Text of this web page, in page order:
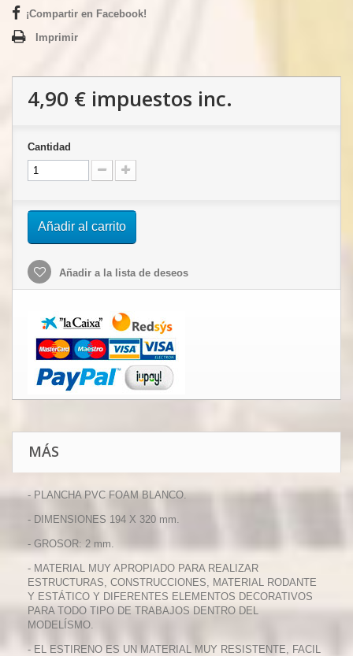
¡Compartir en Facebook!
Imprimir
4,90 € impuestos inc.
Cantidad
Añadir al carrito
Añadir a la lista de deseos
MÁS
- PLANCHA PVC FOAM BLANCO.
- DIMENSIONES 194 X 320 mm.
- GROSOR: 2 mm.
- MATERIAL MUY APROPIADO PARA REALIZAR
ESTRUCTURAS, CONSTRUCCIONES, MATERIAL RODANTE
Y ESTÁTICO Y DIFERENTES ELEMENTOS DECORATIVOS
PARA TODO TIPO DE TRABAJOS DENTRO DEL
MODELÍSMO.
- EL ESTIRENO ES UN MATERIAL MUY RESISTENTE, FACIL